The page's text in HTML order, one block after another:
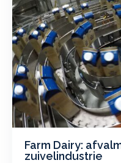
Farm Dairy:
zuivelindustrie